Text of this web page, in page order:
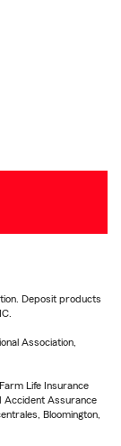
Deposit products
Association,
Life Insurance
Accident Assurance
Bloomington,